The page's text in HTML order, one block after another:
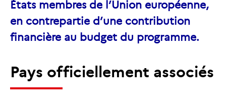
États membres de l’Union européenne,
en contrepartie d’une contribution
financière au budget du programme.
Pays officiellement associés